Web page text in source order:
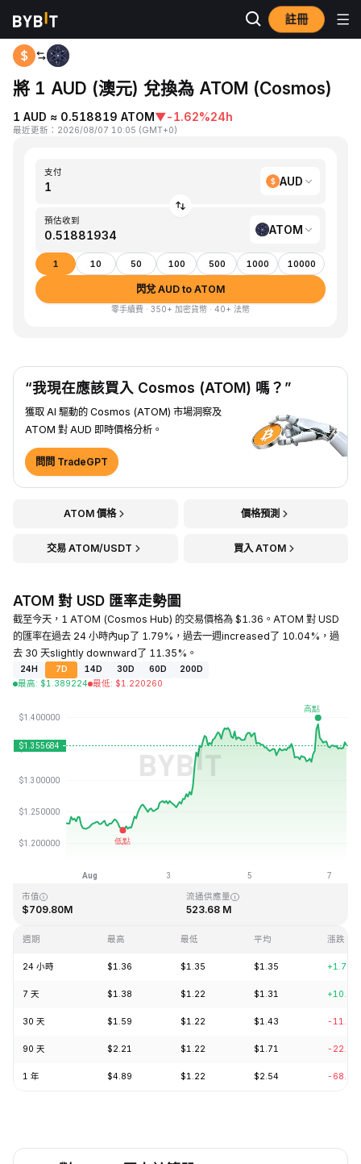
註冊
首頁 AUD to ATOM
將 1 AUD (澳元) 兌換為 ATOM (Cosmos)
1 AUD ≈ 0.518819 ATOM▼-1.62%24h
最近更新 ： 2026/08/07 10:05 (GMT+0)
支付
AUD
預估收到
ATOM
1 10 50 100 500 1000 10000
閃兌 AUD to ATOM
零手續費 · 350+ 加密貨幣 · 40+ 法幣
“我現在應該買入 Cosmos (ATOM) 嗎？”
獲取 AI 驅動的 Cosmos (ATOM) 市場洞察及
ATOM 對 AUD 即時價格分析。
問問 TradeGPT
ATOM 價格 價格預測
交易 ATOM/USDT 買入 ATOM
ATOM 對 USD 匯率走勢圖
截至今天，1 ATOM (Cosmos Hub) 的交易價格為 $1.36。ATOM 對 USD
的匯率在過去 24 小時內up了 1.79%，過去一週increased了 10.04%，過
去 30 天slightly downward了 11.35%。
24H 7D 14D 30D 60D
200D
最高: $1.389224 最低: $1.220260
最近更新時間：2026-08-07 10:05 (GMT+0)
市值
$709.80M
流通供應量
523.68 M
週期 最高 最低 平均 漲跌
24 小時 $1.36 $1.35 $1.35 +1.79%
7 天 $1.38 $1.22 $1.31
30 天 $1.59 $1.22 $1.43 -
90 天 $2.21 $1.22 $1.71 -
1 年 $4.89 $1.22 $2.54 -